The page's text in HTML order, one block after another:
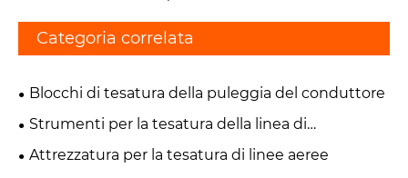
Categoria correlata
Blocchi di tesatura della puleggia del conduttore
Strumenti per la tesatura della linea di
trasmissione
Attrezzatura per la tesatura di linee aeree